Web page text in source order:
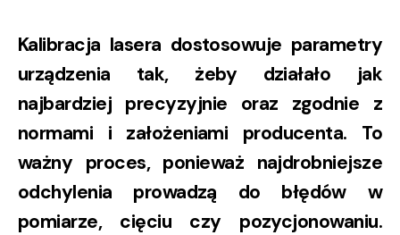
Kalibracja lasera dostosowuje parametry
urządzenia tak, żeby działało jak
najbardziej precyzyjnie oraz zgodnie z
normami i założeniami producenta. To
ważny proces, ponieważ najdrobniejsze
odchylenia prowadzą do błędów w
pomiarze, cięciu czy pozycjonowaniu.